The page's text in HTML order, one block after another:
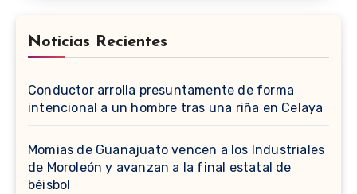
Noticias Recientes
Conductor arrolla presuntamente de forma
intencional a un hombre tras una riña en Celaya
Momias de Guanajuato vencen a los Industriales
de Moroleón y avanzan a la final estatal de
béisbol